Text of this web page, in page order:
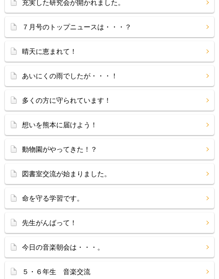
充実した研究会が開かれました。
７月号のトップニュースは・・・？
晴天に恵まれて！
あいにくの雨でしたが・・・！
多くの方に守られています！
想いを熊本に届けよう！
動物園がやってきた！？
図書室交流が始まりました。
命を守る学習です。
先生がんばって！
今日の音楽朝会は・・・。
５・６年生 音楽交流